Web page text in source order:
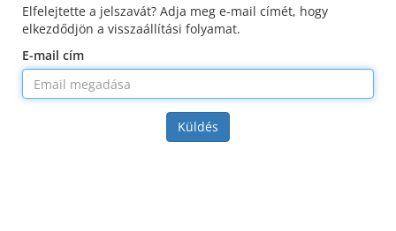
Elfelejtette a jelszavát? Adja meg e-mail címét, hogy
elkezdődjön a visszaállítási folyamat.
E-mail cím
Küldés